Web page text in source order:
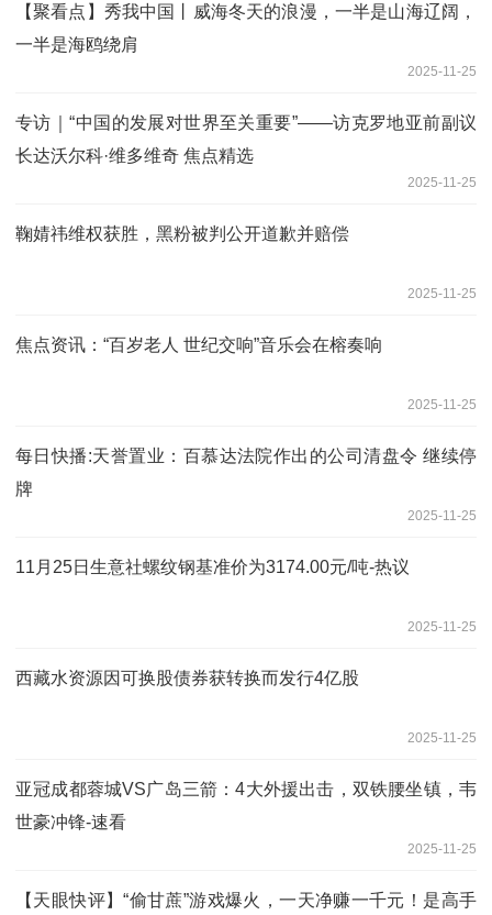
【聚看点】秀我中国丨威海冬天的浪漫，一半是山海辽阔，
一半是海鸥绕肩
2025-11-25
专访｜“中国的发展对世界至关重要”——访克罗地亚前副议
长达沃尔科·维多维奇 焦点精选
2025-11-25
鞠婧祎维权获胜，黑粉被判公开道歉并赔偿
2025-11-25
焦点资讯：“百岁老人 世纪交响”音乐会在榕奏响
2025-11-25
每日快播:天誉置业：百慕达法院作出的公司清盘令 继续停
牌
2025-11-25
11月25日生意社螺纹钢基准价为3174.00元/吨-热议
2025-11-25
西藏水资源因可换股债券获转换而发行4亿股
2025-11-25
亚冠成都蓉城VS广岛三箭：4大外援出击，双铁腰坐镇，韦
世豪冲锋-速看
2025-11-25
【天眼快评】“偷甘蔗”游戏爆火，一天净赚一千元！是高手